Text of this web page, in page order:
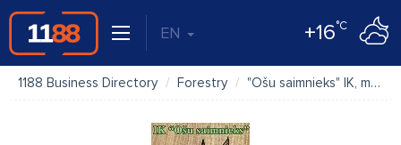
EN +16°C
1188 Business Directory Forestry "Ošu saimnieks" IK, mežizstrāde Kurzemē